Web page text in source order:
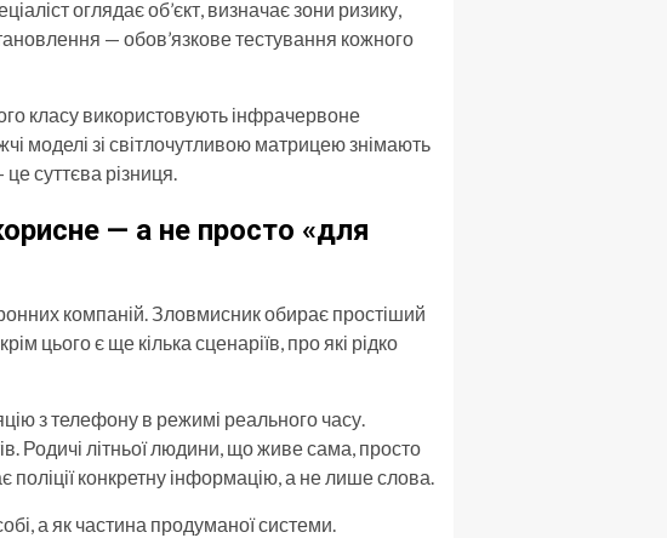
оглядає об’єкт, визначає зони ризику,
— обов’язкове тестування кожного
класу використовують інфрачервоне
моделі зі світлочутливою матрицею знімають
це суттєва різниця.
— а не просто «для
компаній. Зловмисник обирає простіший
цього є ще кілька сценаріїв, про які рідко
з телефону в режимі реального часу.
Родичі літньої людини, що живе сама, просто
конкретну інформацію, а не лише слова.
а як частина продуманої системи.